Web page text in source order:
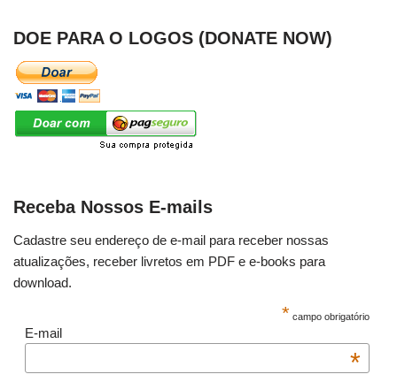
DOE PARA O LOGOS (DONATE NOW)
Receba Nossos E-mails
Cadastre seu endereço de e-mail para receber nossas
atualizações, receber livretos em PDF e e-books para
download.
* campo obrigatório
E-mail
*